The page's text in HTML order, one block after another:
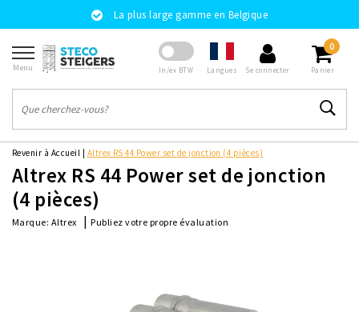
La plus large gamme en Belgique
Menu In/ex BTW Langues Se connecter
0
Panier
Revenir à Accueil Altrex RS 44 Power set de jonction (4 pièces)
Altrex RS 44 Power set de jonction
(4 pièces)
Marque: Altrex |Publiez votre propre évaluation